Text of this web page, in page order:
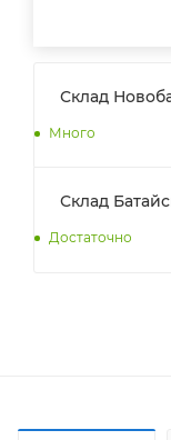
Склад
Много
Склад
Достаточно